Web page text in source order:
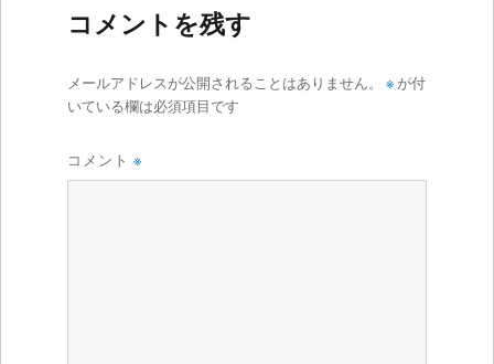
コメントを残す
メールアドレスが公開されることはありません。 ※が付
いている欄は必須項目です
コメント ※